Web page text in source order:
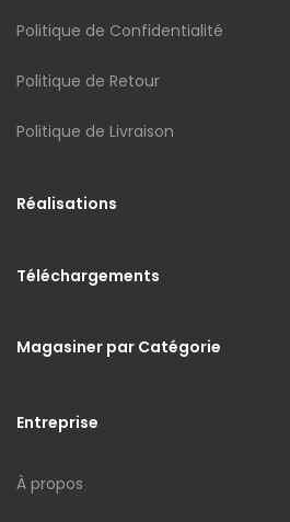
Politique de Confidentialité
Politique de Retour
Politique de Livraison
Réalisations
Téléchargements
Magasiner par Catégorie
Entreprise
À propos